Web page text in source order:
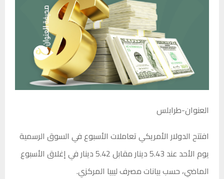
العنوان-طرابلس
افتتح الدولار الأمريكي تعاملات الأسبوع في السوق الرسمية
يوم الأحد عند 5.43 دينار مقابل 5.42 دينار في إغلاق الأسبوع
الماضي، حسب بيانات مصرف ليبيا المركزي.